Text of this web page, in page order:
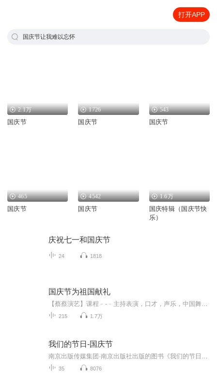
打开APP
国庆节让我难以忘怀
2.1万
国庆节
1726
国庆节
543
国庆节
465
国庆节
4542
国庆节
1.6万
国庆特辑（国庆节快
乐）
庆祝七一和国庆节
24 1818
国庆节为祖国献礼
215 1.7万
我们的节日-国庆节
35 8076